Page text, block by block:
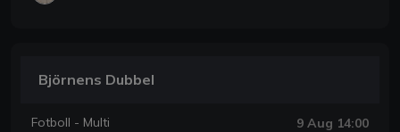
Björnens Dubbel
Fotboll - Multi 9 Aug 14:00